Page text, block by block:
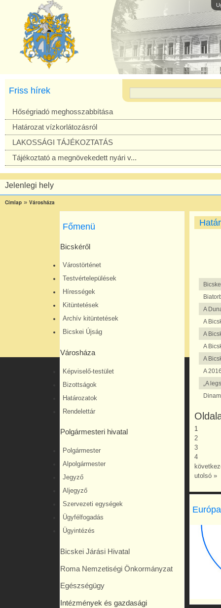
Friss hírek
Hőségriadó meghosszabbítása
Határozat vízkorlátozásról
LAKOSSÁGI TÁJÉKOZTATÁS
Tájékoztató a megnövekedett nyári v...
Jelenlegi hely
Címlap » Városháza
Főmenü
Bicskéről
Várostörténet
Testvértelepülések
Hírességek
Kitüntetések
Archív kitüntetések
Bicskei Újság
Városháza
Képviselő-testület
Bizottságok
Határozatok
Rendelettár
Polgármesteri hivatal
Polgármester
Alpolgármester
Jegyző
Aljegyző
Szervezeti egységek
Ügyfélfogadás
Ügyintézés
Bicskei Járási Hivatal
Roma Nemzetiségi Önkormányzat
Egészségügy
Intézmények és gazdasági
A
A
A
A
A
A
„A
1
2
3
4
utolsó »